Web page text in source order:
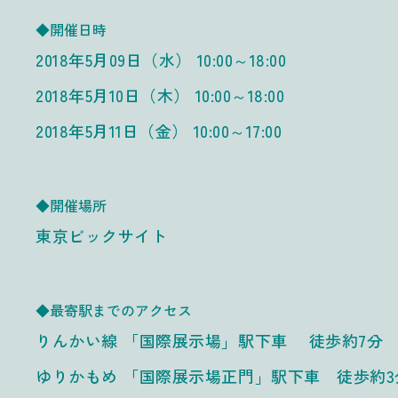
◆開催日時
2018年5月09日（水） 10:00～18:00
2018年5月10日（木） 10:00～18:00
2018年5月11日（金） 10:00～17:00
◆開催場所
東京ビックサイト
◆最寄駅までのアクセス
りんかい線 「国際展示場」駅下車 徒歩約7分
ゆりかもめ 「国際展示場正門」駅下車 徒歩約